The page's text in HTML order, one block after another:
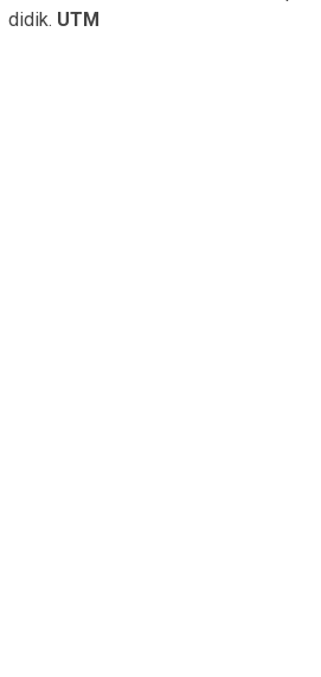
didik. UTM